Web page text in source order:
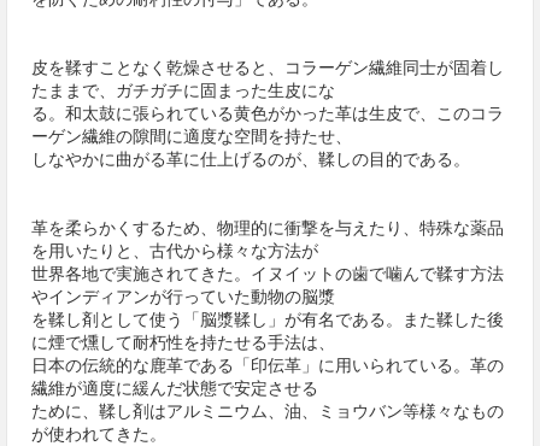
皮を鞣すことなく乾燥させると、コラーゲン繊維同士が固着し
たままで、ガチガチに固まった生皮にな
る。和太鼓に張られている黄色がかった革は生皮で、このコラ
ーゲン繊維の隙間に適度な空間を持たせ、
しなやかに曲がる革に仕上げるのが、鞣しの目的である。
革を柔らかくするため、物理的に衝撃を与えたり、特殊な薬品
を用いたりと、古代から様々な方法が
世界各地で実施されてきた。イヌイットの歯で噛んで鞣す方法
やインディアンが行っていた動物の脳漿
を鞣し剤として使う「脳漿鞣し」が有名である。また鞣した後
に煙で燻して耐朽性を持たせる手法は、
日本の伝統的な鹿革である「印伝革」に用いられている。革の
繊維が適度に緩んだ状態で安定させる
ために、鞣し剤はアルミニウム、油、ミョウバン等様々なもの
が使われてきた。